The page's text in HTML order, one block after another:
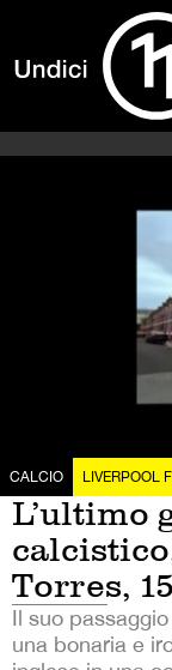
CALCIO LIVERPOOL
L’ultimo
Torres,
Il suo
una bonaria e